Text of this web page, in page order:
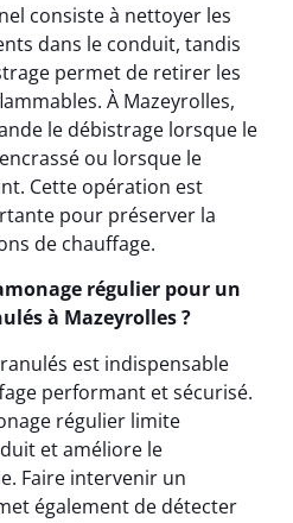
consiste à nettoyer les
dans le conduit, tandis
permet de retirer les
À Mazeyrolles,
le débistrage lorsque le
ou lorsque le
Cette opération est
pour préserver la
de chauffage.
régulier pour un
à Mazeyrolles ?
est indispensable
performant et sécurisé.
régulier limite
et améliore le
Faire intervenir un
également de détecter